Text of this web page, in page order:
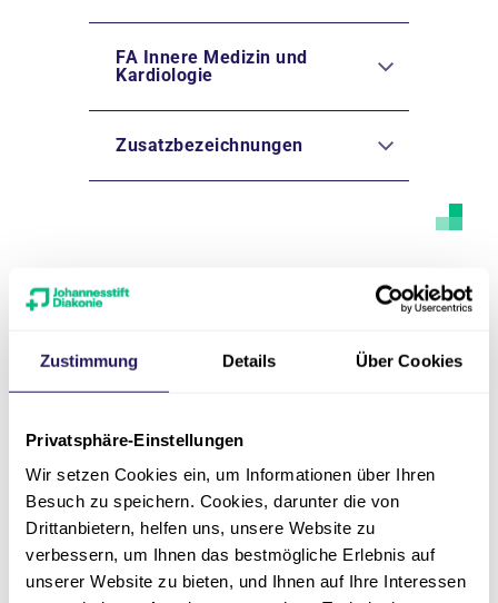
Zustimmung Details Über Cookies
Privatsphäre-Einstellungen
Wir setzen Cookies ein, um Informationen über Ihren
Besuch zu speichern. Cookies, darunter die von
Drittanbietern, helfen uns, unsere Website zu
verbessern, um Ihnen das bestmögliche Erlebnis auf
unserer Website zu bieten, und Ihnen auf Ihre Interessen
FA Innere Medizin und
Kardiologie
Zusatzbezeichnungen